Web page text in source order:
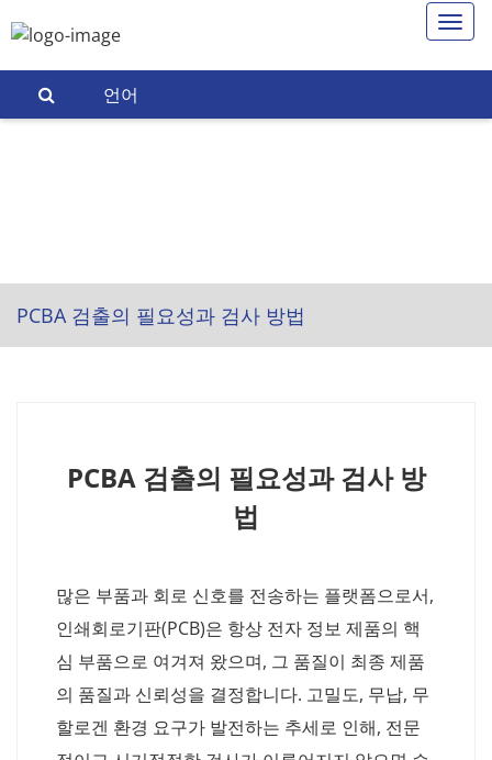
언어
PCBA 검출의 필요성과 검사 방법
PCBA 검출의 필요성과 검사 방
법
많은 부품과 회로 신호를 전송하는 플랫폼으로서,
인쇄회로기판(PCB)은 항상 전자 정보 제품의 핵
심 부품으로 여겨져 왔으며, 그 품질이 최종 제품
의 품질과 신뢰성을 결정합니다. 고밀도, 무납, 무
할로겐 환경 요구가 발전하는 추세로 인해, 전문